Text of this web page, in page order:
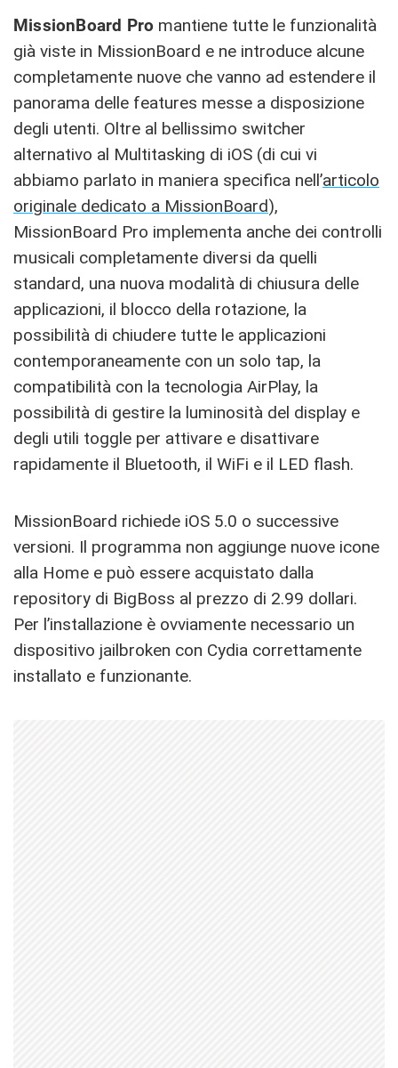
MissionBoard Pro mantiene tutte le funzionalità
già viste in MissionBoard e ne introduce alcune
completamente nuove che vanno ad estendere il
panorama delle features messe a disposizione
degli utenti. Oltre al bellissimo switcher
alternativo al Multitasking di iOS (di cui vi
abbiamo parlato in maniera specifica nell’articolo
originale dedicato a MissionBoard),
MissionBoard Pro implementa anche dei controlli
musicali completamente diversi da quelli
standard, una nuova modalità di chiusura delle
applicazioni, il blocco della rotazione, la
possibilità di chiudere tutte le applicazioni
contemporaneamente con un solo tap, la
compatibilità con la tecnologia AirPlay, la
possibilità di gestire la luminosità del display e
degli utili toggle per attivare e disattivare
rapidamente il Bluetooth, il WiFi e il LED flash.
MissionBoard richiede iOS 5.0 o successive
versioni. Il programma non aggiunge nuove icone
alla Home e può essere acquistato dalla
repository di BigBoss al prezzo di 2.99 dollari.
Per l’installazione è ovviamente necessario un
dispositivo jailbroken con Cydia correttamente
installato e funzionante.